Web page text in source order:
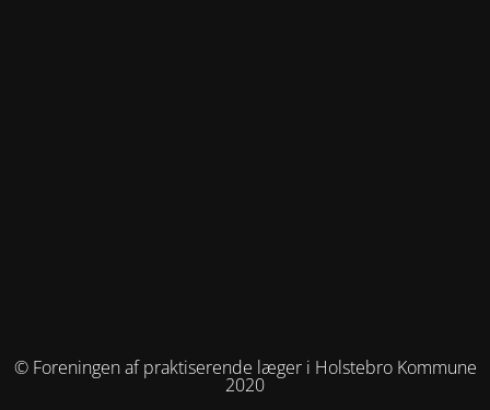
© Foreningen af praktiserende læger i Holstebro Kommune
2020